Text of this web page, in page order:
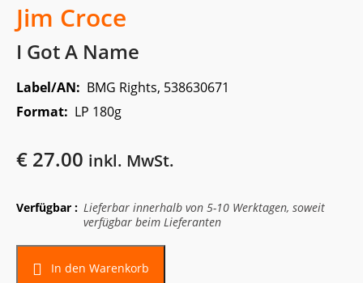
Jim Croce
I Got A Name
Label/AN: BMG Rights, 538630671
Format: LP 180g
€ 27.00 inkl. MwSt.
Verfügbar : Lieferbar innerhalb von 5-10 Werktagen, soweit
verfügbar beim Lieferanten
In den Warenkorb
Alternative: